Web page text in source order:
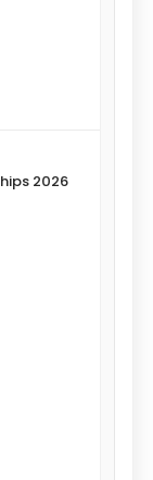
2026